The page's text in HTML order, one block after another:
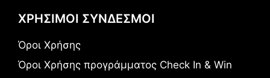
ΧΡΗΣΙΜΟΙ ΣΥΝΔΕΣΜΟΙ
Όροι Χρήσης
Όροι Χρήσης προγράμματος Check In & Win